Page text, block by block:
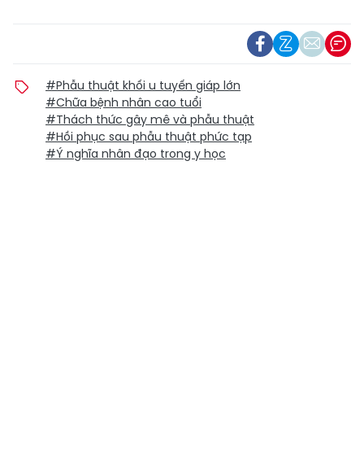
#Phẫu thuật khối u tuyến giáp lớn
#Chữa bệnh nhân cao tuổi
#Thách thức gây mê và phẫu thuật
#Hồi phục sau phẫu thuật phức tạp
#Ý nghĩa nhân đạo trong y học